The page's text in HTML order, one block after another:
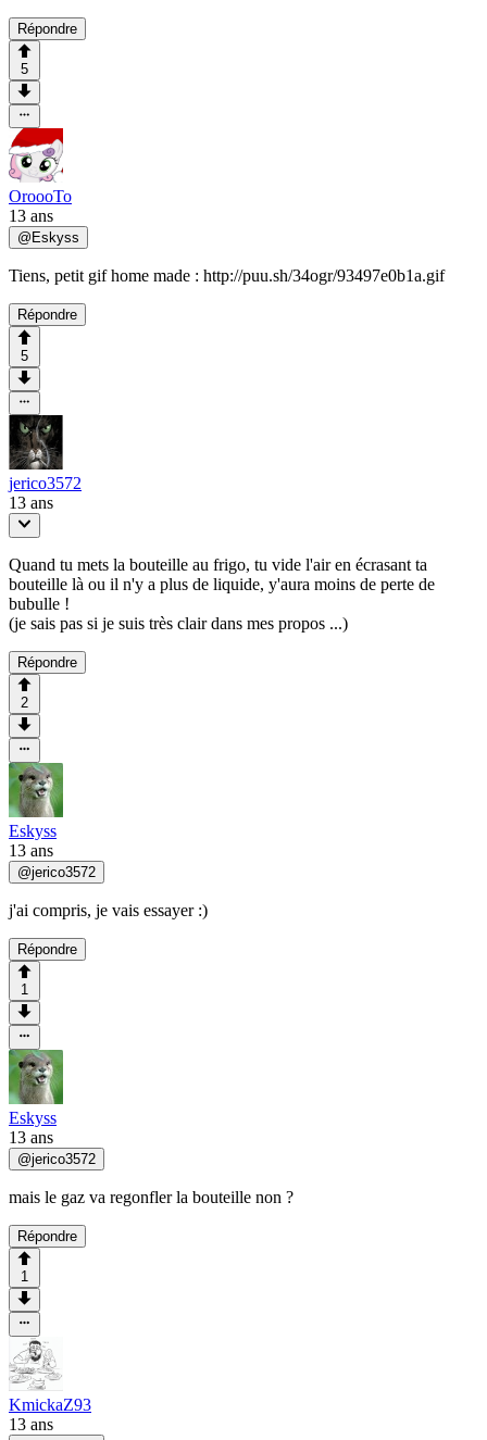
Répondre
5
OroooTo
13 ans
@ Eskyss
Tiens, petit gif home made : http://puu.sh/34ogr/93497e0b1a.gif
Répondre
5
jerico3572
13 ans
Quand tu mets la bouteille au frigo, tu vide l'air en écrasant ta
bouteille là ou il n'y a plus de liquide, y'aura moins de perte de
bubulle !
(je sais pas si je suis très clair dans mes propos ...)
Répondre
2
Eskyss
13 ans
@jerico3572
j'ai compris, je vais essayer :)
Répondre
1
Eskyss
13 ans
@jerico3572
mais le gaz va regonfler la bouteille non ?
Répondre
1
KmickaZ93
13 ans